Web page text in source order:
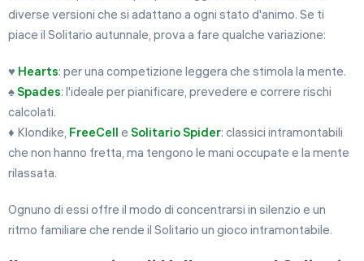
diverse versioni che si adattano a ogni stato d'animo. Se ti
piace il Solitario autunnale, prova a fare qualche variazione:
♥️ Hearts: per una competizione leggera che stimola la mente.
♠️ Spades: l'ideale per pianificare, prevedere e correre rischi
calcolati.
♦️ Klondike, FreeCell e Solitario Spider: classici intramontabili
che non hanno fretta, ma tengono le mani occupate e la mente
rilassata.
Ognuno di essi offre il modo di concentrarsi in silenzio e un
ritmo familiare che rende il Solitario un gioco intramontabile.